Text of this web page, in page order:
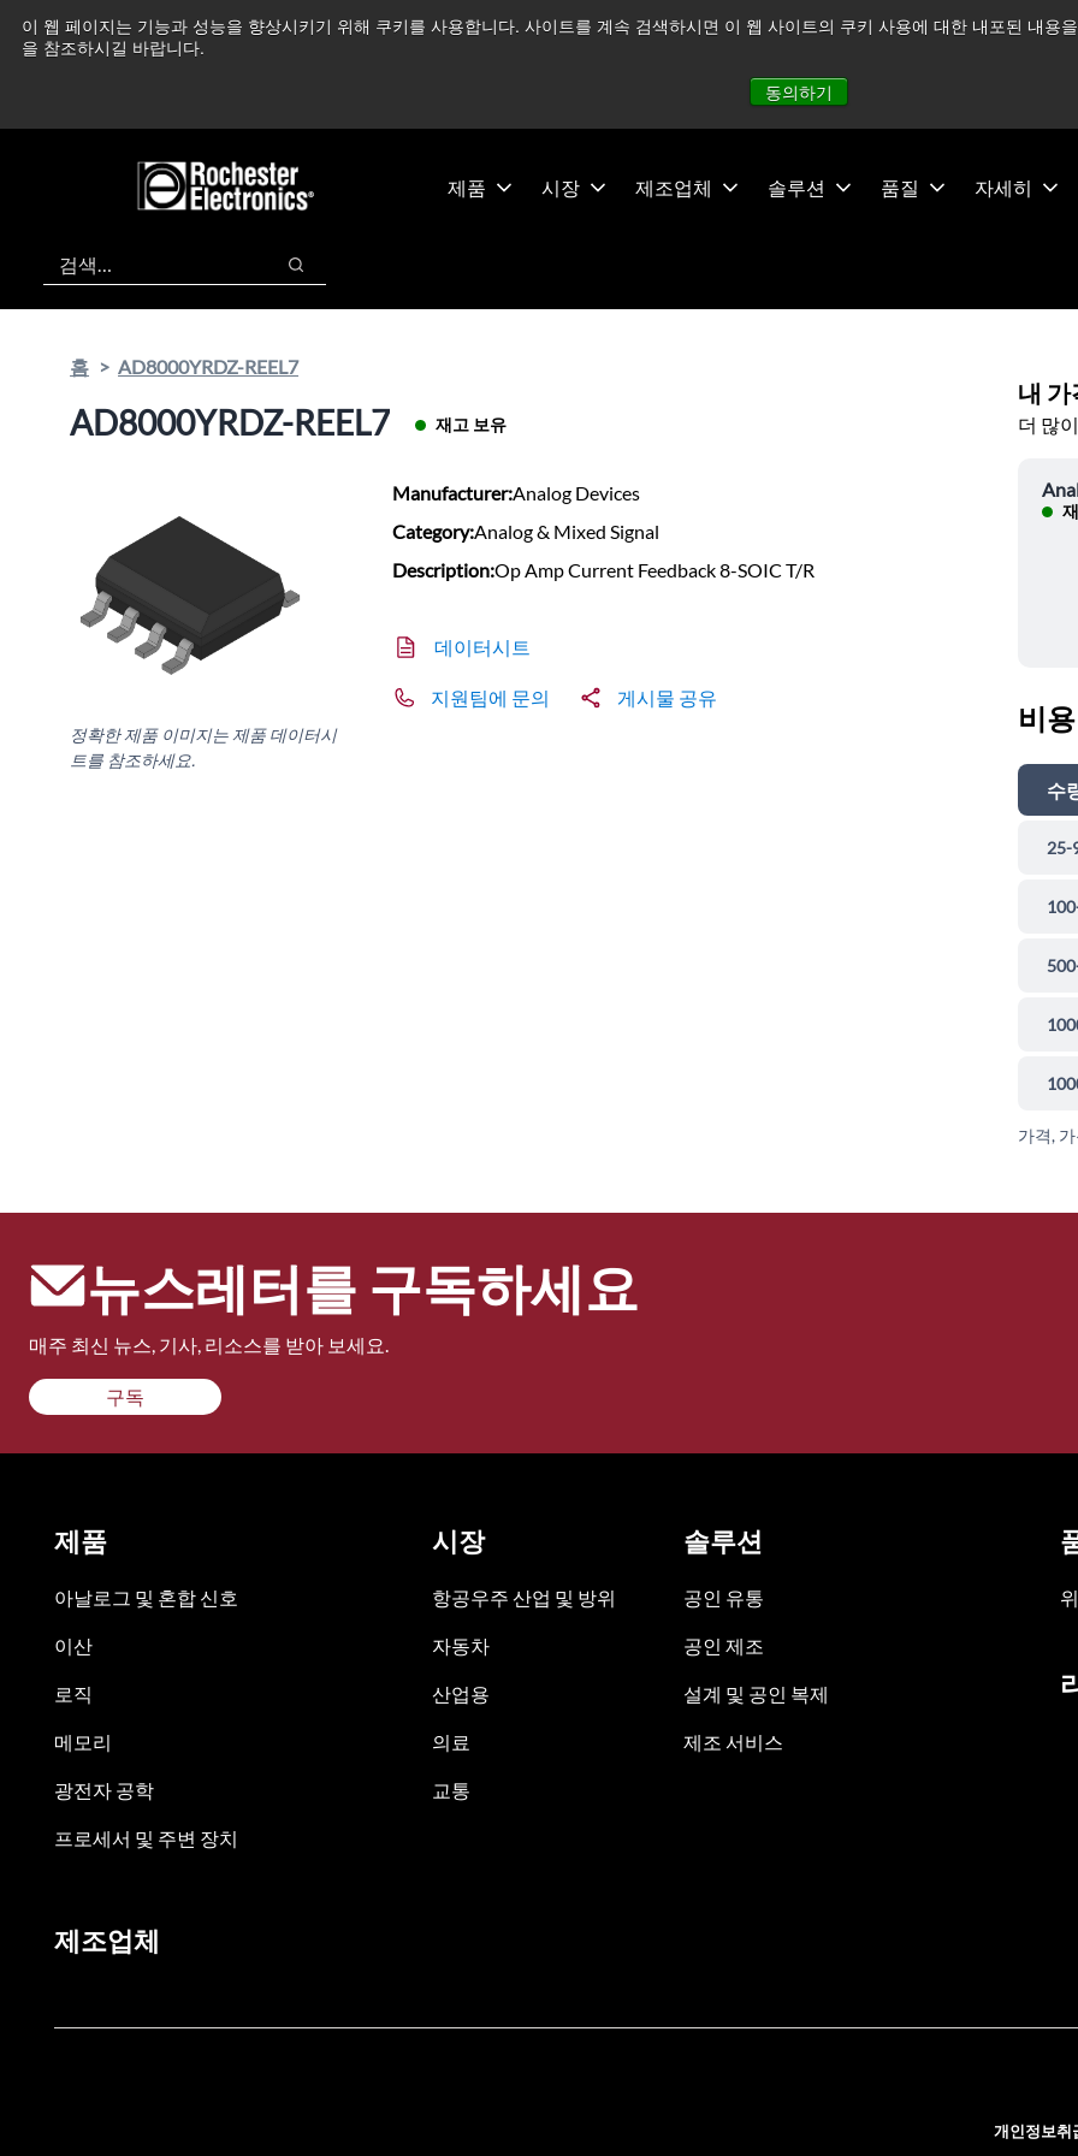
이 웹 페이지는 기능과 성능을 향상시키기 위해 쿠키를 사용합니다. 사이트를 계속 검색하시면 이 웹 사이트의 쿠키 사용에 대한 내포된 내
을 참조하시길 바랍니다.
동의하기
츠
건
중동 지역 상황을 지속적으로 주시하고 있으며, 모든 서비스는 정상적으로 운영되고 있
제품 시장 제조업체 솔루션 품질 자세히
검색
검색
홈 AD8000YRDZ-REEL7
AD8000YRDZ-REEL7 재고 보유
정확한 제품 이미지는 제품 데이터시
트를 참조하세요.
Manufacturer:Analog Devices
Category:Analog & Mixed Signal
Description:Op Amp Current Feedback 8-SOIC T/R
데이터시트
지원팀에 문의 게시물 공유
내 가
더 많
비용
수
25-
가격,
뉴스레터를 구독하세요
매주 최신 뉴스, 기사, 리소스를 받아 보세요.
구독
제품
아날로그 및 혼합 신호
이산
로직
메모리
광전자 공학
프로세서 및 주변 장치
시장
항공우주 산업 및 방위
자동차
산업용
의료
교통
솔루션
공인 유통
공인 제조
설계 및 공인 복제
제조 서비스
제조업체
개인정보